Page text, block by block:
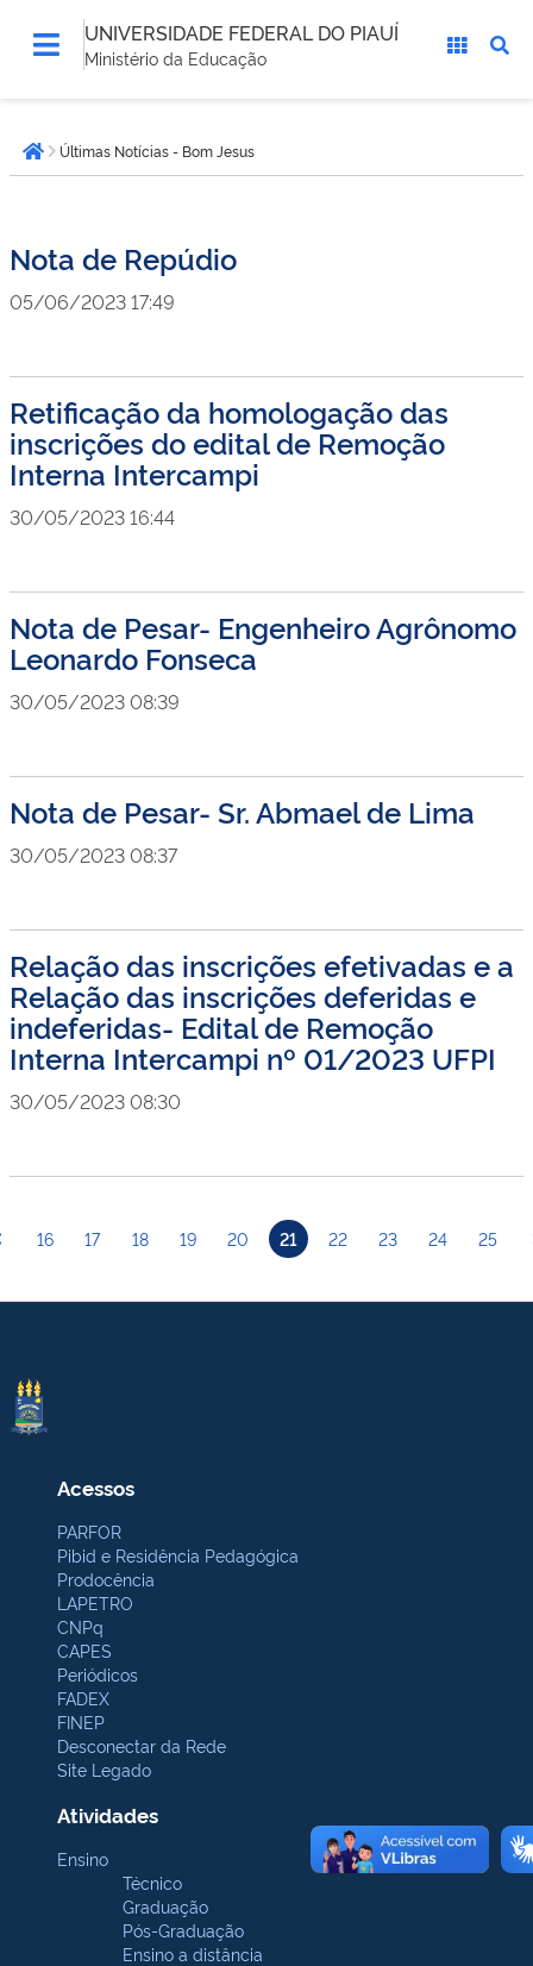
UNIVERSIDADE FEDERAL DO PIAUÍ
Ministério da Educação
está
aqui:Página inicial
Últimas Notícias - Bom Jesus
Nota de Repúdio
05/06/2023 17:49
Retificação da homologação das
inscrições do edital de Remoção
Interna Intercampi
30/05/2023 16:44
Nota de Pesar- Engenheiro Agrônomo
Leonardo Fonseca
30/05/2023 08:39
Nota de Pesar- Sr. Abmael de Lima
30/05/2023 08:37
Relação das inscrições efetivadas e a
Relação das inscrições deferidas e
indeferidas- Edital de Remoção
Interna Intercampi nº 01/2023 UFPI
30/05/2023 08:30
16 17 18 19 20 21 22 23 24 25
Acessos
PARFOR
Pibid e Residência Pedagógica
Prodocência
LAPETRO
CNPq
CAPES
Periódicos
FADEX
FINEP
Desconectar da Rede
Site Legado
Atividades
Ensino
Técnico
Graduação
Pós-Graduação
Ensino a distância